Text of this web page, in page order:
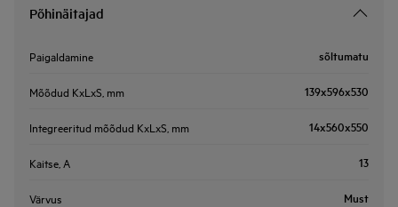
Põhinäitajad
Paigaldamine sõltumatu
Mõõdud KxLxS, mm 139x596x530
Integreeritud mõõdud KxLxS, mm 14x560x550
Kaitse, A 13
Värvus Must